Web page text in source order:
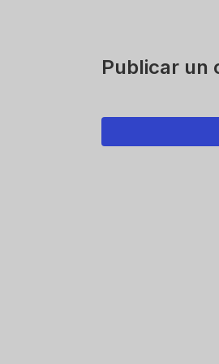
Publicar un